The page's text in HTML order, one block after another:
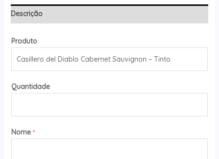
Descrição
Produto
Quantidade
Nome *